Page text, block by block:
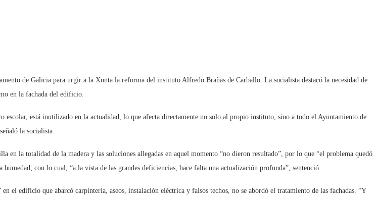
de Galicia para urgir a la Xunta la reforma del instituto Alfredo Brañas de Carballo. La socialista destacó la necesidad de
en la fachada del edificio.
escolar, está inutilizado en la actualidad, lo que afecta directamente no solo al propio instituto, sino a todo el Ayuntamiento de
la socialista.
en la totalidad de la madera y las soluciones allegadas en aquel momento “no dieron resultado”, por lo que “el problema quedó
con lo cual, “a la vista de las grandes deficiencias, hace falta una actualización profunda”, sentenció.
el edificio que abarcó carpintería, aseos, instalación eléctrica y falsos techos, no se abordó el tratamiento de las fachadas. “Y